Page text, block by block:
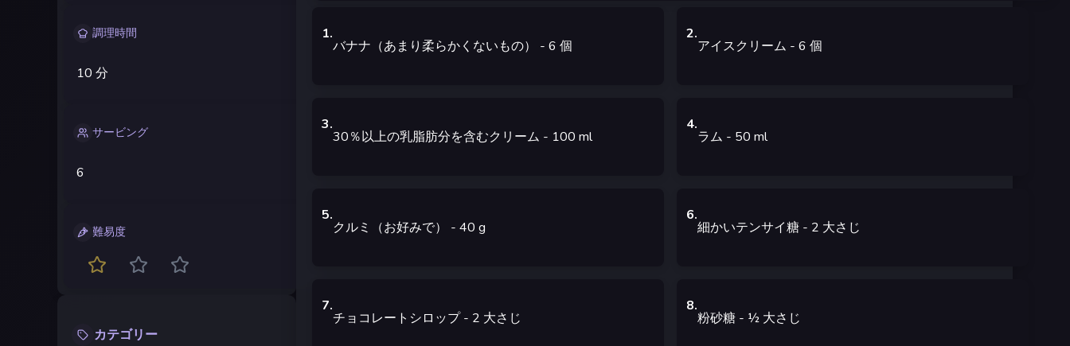
調理時間
10 分
サービング
6
難易度
カテゴリー
1.
バナナ（あまり柔らかくないもの） - 6 個
2.
アイスクリーム - 6 個
3.
30％以上の乳脂肪分を含むクリーム - 100 ml
4.
ラム - 50 ml
5.
クルミ（お好みで） - 40 g
6.
細かいテンサイ糖 - 2 大さじ
7.
チョコレートシロップ- 2 大さじ
8.
粉砂糖 - ½ 大さじ